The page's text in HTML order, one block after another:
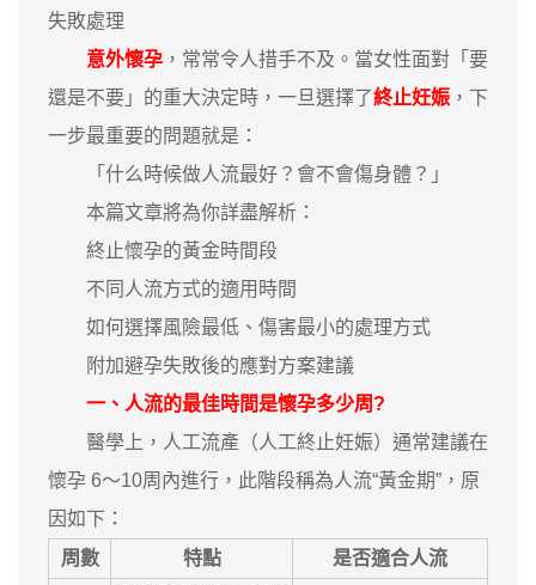
失敗處理
意外懷孕 ，常常令人措手不及。當女性面對「要
還是不要」的重大決定時，一旦選擇了終止妊娠 ，下
一步最重要的問題就是：
「什么時候做人流最好？會不會傷身體？」
本篇文章將為你詳盡解析：
終止懷孕的黃金時間段
不同人流方式的適用時間
如何選擇風險最低、傷害最小的處理方式
附加避孕失敗後的應對方案建議
一、人流的最佳時間是懷孕多少周?
醫學上，人工流產（人工終止妊娠）通常建議在
懷孕 6～10周內進行，此階段稱為人流“黃金期”，原
因如下：
周數
特點 是否適合人流